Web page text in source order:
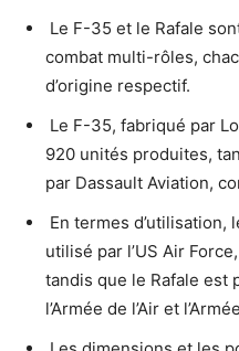
Le F-35 et le Rafale
combat multi-rôles,
d’origine respectif.
Le F-35, fabriqué par
920 unités produites,
par Dassault Aviation,
En termes
utilisé par l’US Air
tandis que le Rafale est
l’Armée de l’Air et